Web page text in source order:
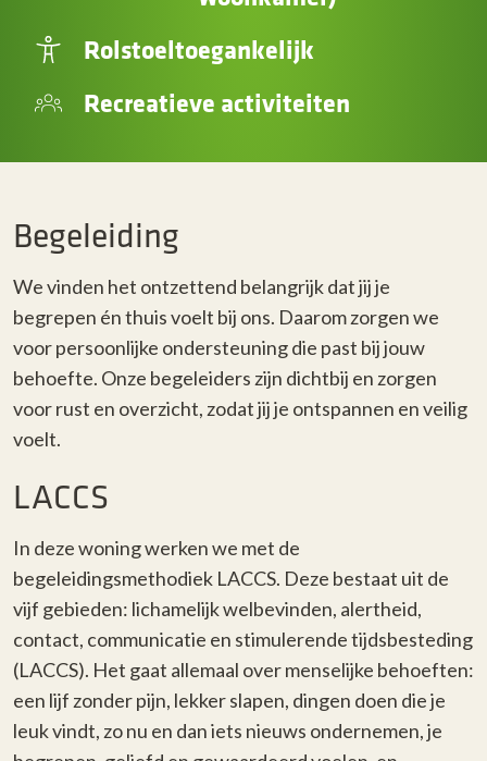
Rolstoeltoegankelijk
Recreatieve activiteiten
Begeleiding
We vinden het ontzettend belangrijk dat jij je
begrepen én thuis voelt bij ons. Daarom zorgen we
voor persoonlijke ondersteuning die past bij jouw
behoefte. Onze begeleiders zijn dichtbij en zorgen
voor rust en overzicht, zodat jij je ontspannen en veilig
voelt.
LACCS
In deze woning werken we met de
begeleidingsmethodiek LACCS. Deze bestaat uit de
vijf gebieden: lichamelijk welbevinden, alertheid,
contact, communicatie en stimulerende tijdsbesteding
(LACCS). Het gaat allemaal over menselijke behoeften:
een lijf zonder pijn, lekker slapen, dingen doen die je
leuk vindt, zo nu en dan iets nieuws ondernemen, je